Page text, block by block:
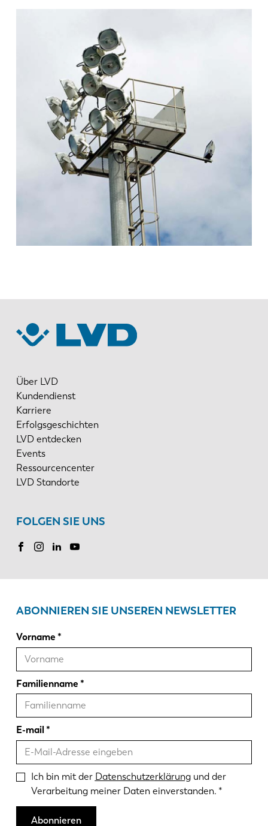
Über LVD
Kundendienst
Karriere
Erfolgsgeschichten
LVD entdecken
Events
Ressourcencenter
LVD Standorte
FOLGEN SIE UNS
ABONNIEREN SIE UNSEREN NEWSLETTER
Vorname
Familienname
E-mail
Ich bin mit der Datenschutzerklärungund der
Verarbeitung meiner Daten einverstanden.
Abonnieren